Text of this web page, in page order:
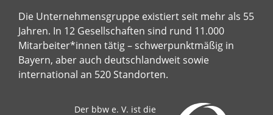
Die Unternehmensgruppe existiert seit mehr als 55
Jahren. In 12 Gesellschaften sind rund 11.000
Mitarbeiter*innen tätig – schwerpunktmäßig in
Bayern, aber auch deutschlandweit sowie
international an 520 Standorten.
Der bbw e. V. ist die